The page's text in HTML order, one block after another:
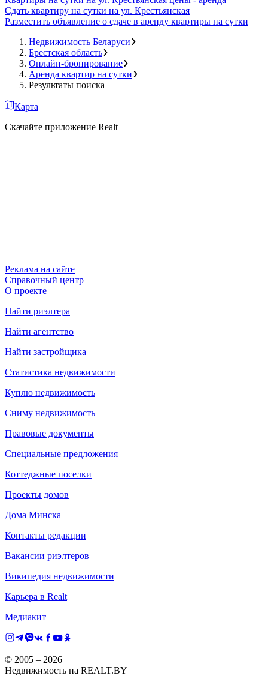
Сдать квартиру на сутки на ул. Крестьянская
Разместить объявление о сдаче в аренду квартиры на сутки
Недвижимость Беларуси
Брестская область
Онлайн-бронирование
Аренда квартир на сутки
Результаты поиска
Карта
Скачайте приложение Realt
Реклама на сайте
Справочный центр
О проекте
Найти риэлтера
Найти агентство
Найти застройщика
Статистика недвижимости
Куплю недвижимость
Сниму недвижимость
Правовые документы
Специальные предложения
Коттеджные поселки
Проекты домов
Дома Минска
Контакты редакции
Вакансии риэлтеров
Википедия недвижимости
Карьера в Realt
Медиакит
© 2005 – 2026
Недвижимость на REALT.BY